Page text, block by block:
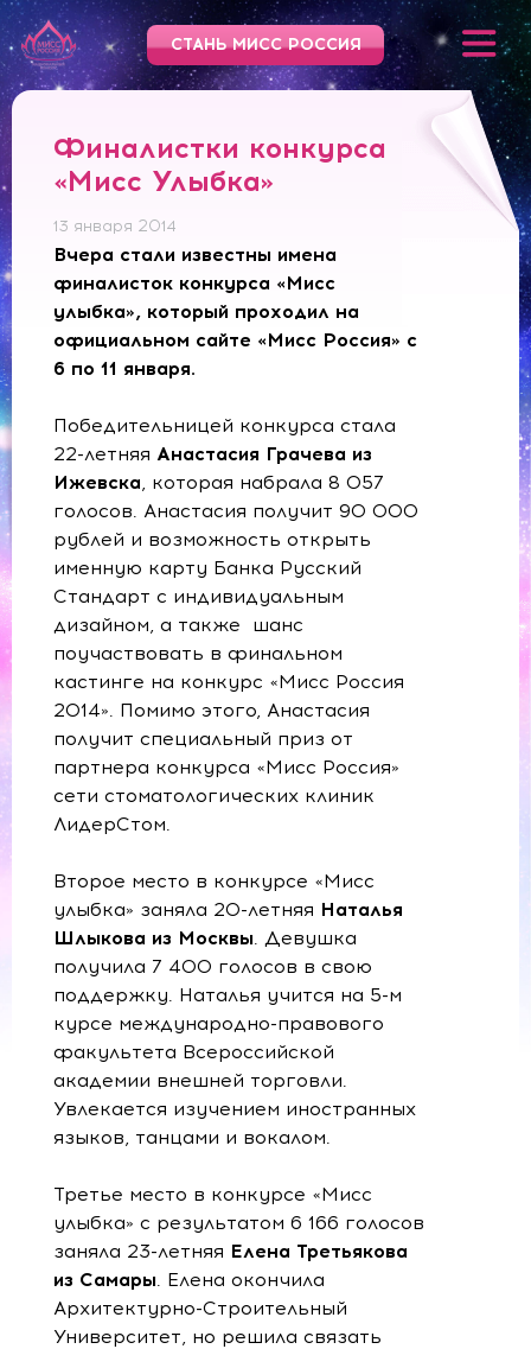
СТАНЬ МИСС РОССИЯ
Финалистки конкурса
«Мисс Улыбка»
13 января 2014
Вчера стали известны имена
финалисток конкурса «Мисс
улыбка», который проходил на
официальном сайте «Мисс Россия» с
6 по 11 января.
Победительницей конкурса стала
22-летняя Анастасия Грачева из
Ижевска, которая набрала 8 057
голосов. Анастасия получит 90 000
рублей и возможность открыть
именную карту Банка Русский
Стандарт с индивидуальным
дизайном, а также шанс
поучаствовать в финальном
кастинге на конкурс «Мисс Россия
2014». Помимо этого, Анастасия
получит специальный приз от
партнера конкурса «Мисс Россия»
сети стоматологических клиник
ЛидерСтом.
Второе место в конкурсе «Мисс
улыбка» заняла 20-летняя Наталья
Шлыкова из Москвы. Девушка
получила 7 400 голосов в свою
поддержку. Наталья учится на 5-м
курсе международно-правового
факультета Всероссийской
академии внешней торговли.
Увлекается изучением иностранных
языков, танцами и вокалом.
Третье место в конкурсе «Мисс
улыбка» с результатом 6 166 голосов
заняла 23-летняя Елена Третьякова
из Самары. Елена окончила
Архитектурно-Строительный
Университет, но решила связать